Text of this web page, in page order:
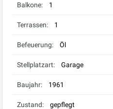
Balkone: 1
Terrassen: 1
Befeuerung: Öl
Stellplatzart: Garage
Baujahr: 1961
Zustand: gepflegt